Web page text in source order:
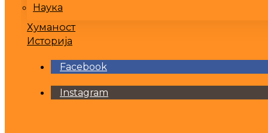
Наука
Хуманост
Историја
Facebook
Instagram